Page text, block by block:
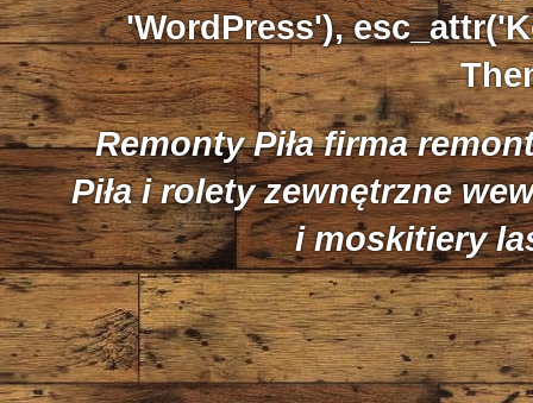
'WordPress'),
Remonty Piła firma
Piła i rolety zewnętrzne
i moskitiery